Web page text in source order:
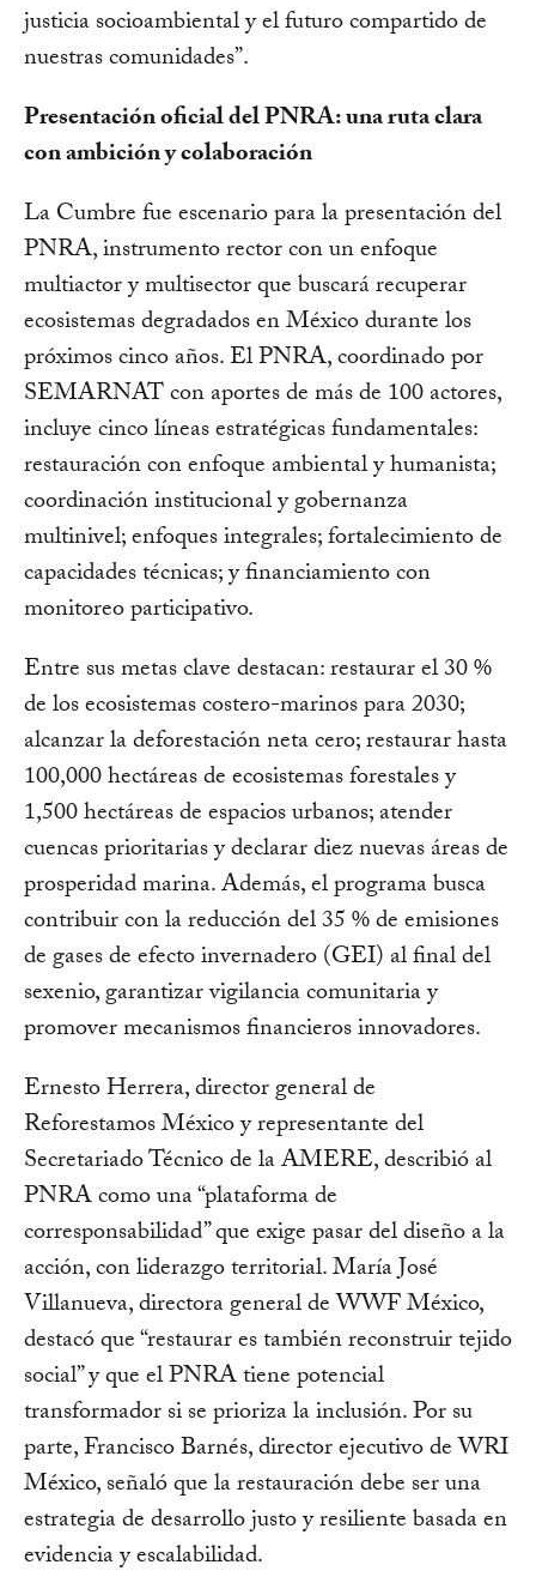
justicia socioambiental y el futuro compartido de
nuestras comunidades”.
Presentación oficial del PNRA: una ruta clara
con ambición y colaboración
La Cumbre fue escenario para la presentación del
PNRA, instrumento rector con un enfoque
multiactor y multisector que buscará recuperar
ecosistemas degradados en México durante los
próximos cinco años. El PNRA, coordinado por
SEMARNAT con aportes de más de 100 actores,
incluye cinco líneas estratégicas fundamentales:
restauración con enfoque ambiental y humanista;
coordinación institucional y gobernanza
multinivel; enfoques integrales; fortalecimiento de
capacidades técnicas; y financiamiento con
monitoreo participativo.
Entre sus metas clave destacan: restaurar el 30 %
de los ecosistemas costero-marinos para 2030;
alcanzar la deforestación neta cero; restaurar hasta
100,000 hectáreas de ecosistemas forestales y
1,500 hectáreas de espacios urbanos; atender
cuencas prioritarias y declarar diez nuevas áreas de
prosperidad marina. Además, el programa busca
contribuir con la reducción del 35 % de emisiones
de gases de efecto invernadero (GEI) al final del
sexenio, garantizar vigilancia comunitaria y
promover mecanismos financieros innovadores.
Ernesto Herrera, director general de
Reforestamos México y representante del
Secretariado Técnico de la AMERE, describió al
PNRA como una “plataforma de
corresponsabilidad” que exige pasar del diseño a la
acción, con liderazgo territorial. María José
Villanueva, directora general de WWF México,
destacó que “restaurar es también reconstruir tejido
social” y que el PNRA tiene potencial
transformador si se prioriza la inclusión. Por su
parte, Francisco Barnés, director ejecutivo de WRI
México, señaló que la restauración debe ser una
estrategia de desarrollo justo y resiliente basada en
evidencia y escalabilidad.